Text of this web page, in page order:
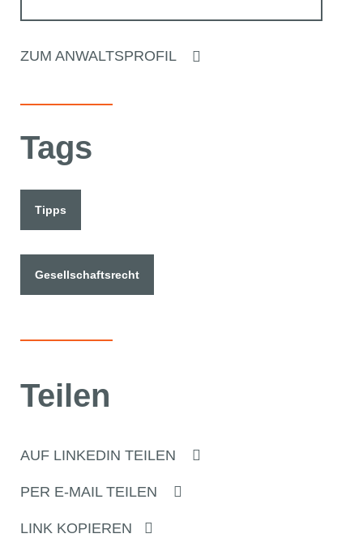
ZUM ANWALTSPROFIL
Tags
Tipps
Gesellschaftsrecht
Teilen
AUF LINKEDIN TEILEN
PER E-MAIL TEILEN
LINK KOPIEREN